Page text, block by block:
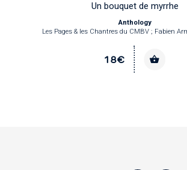
Un bouquet de myrrhe
Anthology
Les Pages & les Chantres du CMBV ; Fabien
18€